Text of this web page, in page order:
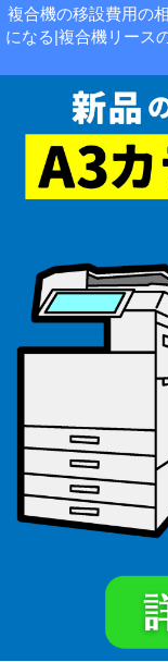
複合機の移設費用の
になる|複合機リース